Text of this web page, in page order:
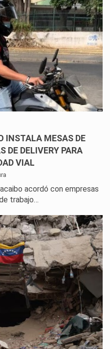
INSTALA MESAS DE
DE DELIVERY PARA
VIAL
acordó con empresas
trabajo…